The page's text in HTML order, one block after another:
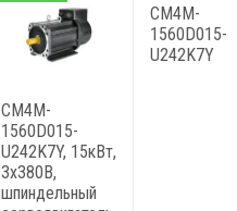
CM4M-
1560D015-
U242K7Y
CM4M-
1560D015-
U242K7Y, 15кВт,
3х380В,
шпиндельный